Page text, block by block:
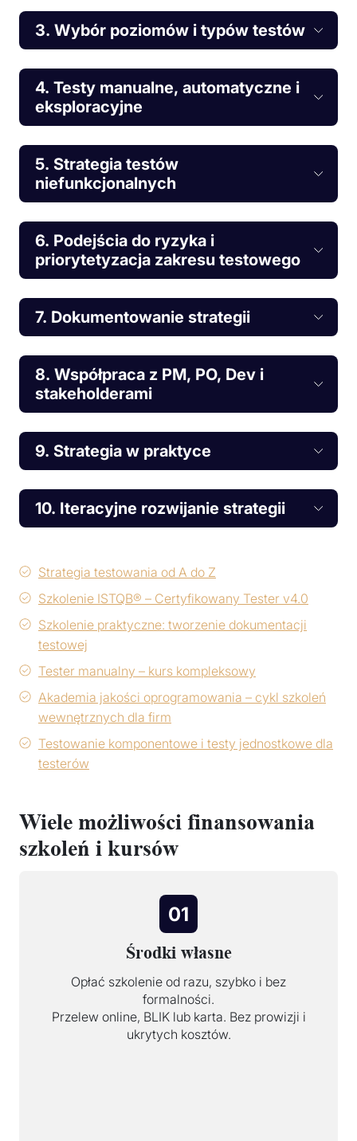
3. Wybór poziomów i typów testów
4. Testy manualne, automatyczne i
eksploracyjne
5. Strategia testów
niefunkcjonalnych
6. Podejścia do ryzyka i
priorytetyzacja zakresu testowego
7. Dokumentowanie strategii
8. Współpraca z PM, PO, Dev i
stakeholderami
9. Strategia w praktyce
10. Iteracyjne rozwijanie strategii
Strategia testowania od A do Z
Szkolenie ISTQB® – Certyfikowany Tester v4.0
Szkolenie praktyczne: tworzenie dokumentacji
testowej
Tester manualny – kurs kompleksowy
Akademia jakości oprogramowania – cykl szkoleń
wewnętrznych dla firm
Testowanie komponentowe i testy jednostkowe dla
testerów
Wiele możliwości finansowania
szkoleń i kursów
01
Środki własne
Opłać szkolenie od razu, szybko i bez
formalności.
Przelew online, BLIK lub karta. Bez prowizji i
ukrytych kosztów.